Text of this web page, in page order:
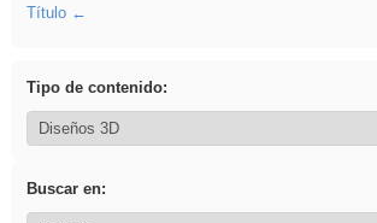
Título
Tipo de contenido:
Buscar en: